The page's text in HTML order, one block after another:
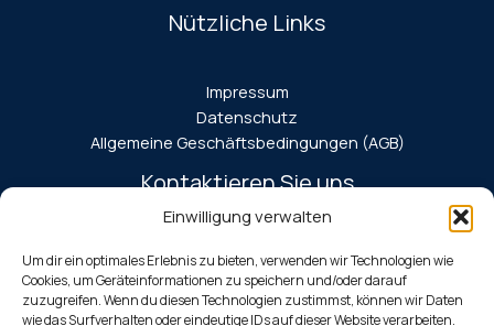
Einwilligung verwalten
Um dir ein optimales Erlebnis zu bieten, verwenden wir Technologien wie
Cookies, um Geräteinformationen zu speichern und/oder darauf
zuzugreifen. Wenn du diesen Technologien zustimmst, können wir Daten
wie das Surfverhalten oder eindeutige IDs auf dieser Website verarbeiten.
Nützliche Links
Impressum
Datenschutz
Allgemeine Geschäftsbedingungen (AGB)
Kontaktieren Sie uns
72663 Großbettlingen
E: info@sales-compass.de